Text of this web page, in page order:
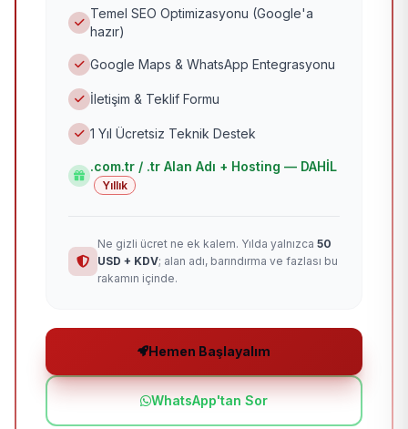
Temel SEO Optimizasyonu (Google'a
hazır)
Google Maps & WhatsApp Entegrasyonu
İletişim & Teklif Formu
1 Yıl Ücretsiz Teknik Destek
.com.tr / .tr Alan Adı + Hosting — DAHİL
Yıllık
Ne gizli ücret ne ek kalem. Yılda yalnızca 50
USD + KDV; alan adı, barındırma ve fazlası bu
rakamın içinde.
Hemen Başlayalım
WhatsApp'tan Sor